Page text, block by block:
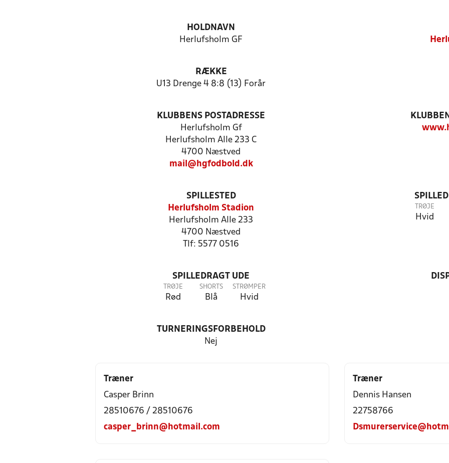
HOLDNAVN
Herlufsholm GF
RÆKKE
U13 Drenge 4 8:8 (13) Forår
KLUBBENS POSTADRESSE
Herlufsholm Gf
Herlufsholm Alle 233 C
4700 Næstved
mail@hgfodbold.dk
SPILLESTED
Herlufsholm Stadion
Herlufsholm Alle 233
4700 Næstved
Tlf: 5577 0516
TRØJE
Hvid
SPILLEDRAGT UDE
TRØJE
Rød
SHORTS
Blå
STRØMPER
Hvid
TURNERINGSFORBEHOLD
Nej
Træner
Casper Brinn
28510676 / 28510676
casper_brinn@hotmail.com
Træner
Dennis Hansen
22758766